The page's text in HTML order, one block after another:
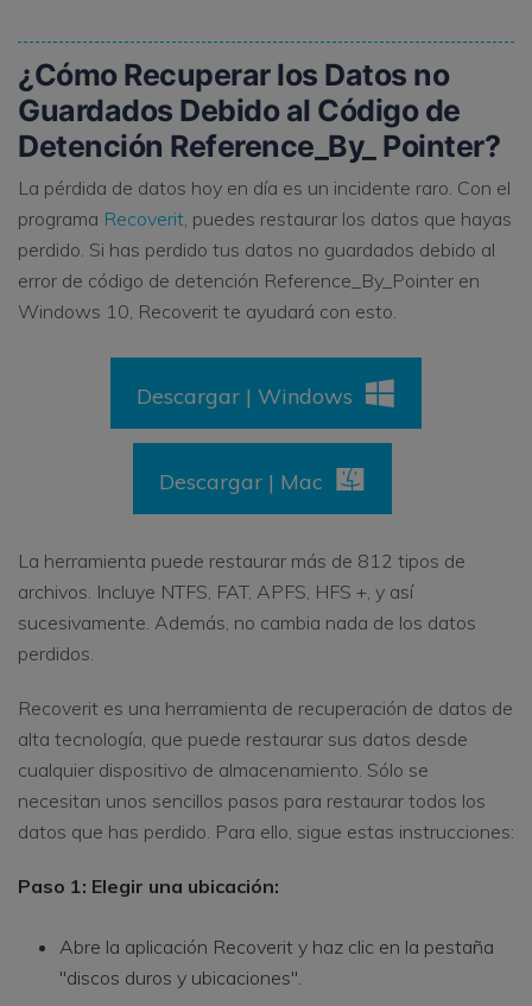
¿Cómo Recuperar los Datos no
Guardados Debido al Código de
Detención Reference_By_ Pointer?
La pérdida de datos hoy en día es un incidente raro. Con el
programa Recoverit , puedes restaurar los datos que hayas
perdido. Si has perdido tus datos no guardados debido al
error de código de detención Reference_By_Pointer en
Windows 10, Recoverit te ayudará con esto.
Descargar | Windows
Descargar | Mac
La herramienta puede restaurar más de 812 tipos de
archivos. Incluye NTFS, FAT, APFS, HFS +, y así
sucesivamente. Además, no cambia nada de los datos
perdidos.
Recoverit es una herramienta de recuperación de datos de
alta tecnología, que puede restaurar sus datos desde
cualquier dispositivo de almacenamiento. Sólo se
necesitan unos sencillos pasos para restaurar todos los
datos que has perdido. Para ello, sigue estas instrucciones:
Paso 1: Elegir una ubicación:
Abre la aplicación Recoverit y haz clic en la pestaña
"discos duros y ubicaciones".